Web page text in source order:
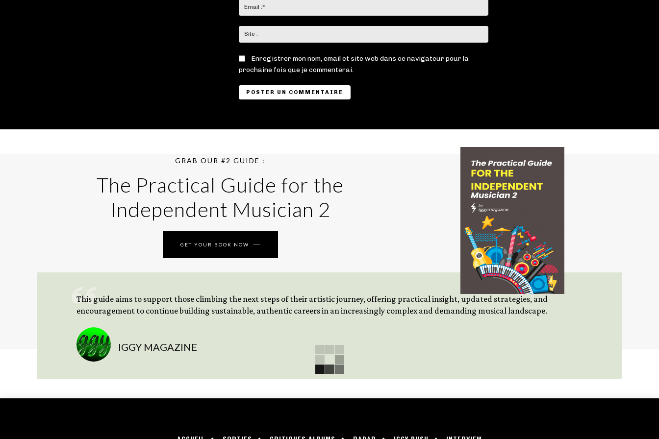
:*
:
Enregistrer mon nom, email et site web dans ce navigateur pour la
prochaine fois que je commenterai.
GRAB OUR #2 GUIDE :
The Practical Guide for the
Independent Musician 2
GET YOUR BOOK NOW
This guide aims to support those climbing the next steps of their artistic journey, offering practical insight, updated strategies, and
encouragement to continue building sustainable, authentic careers in an increasingly complex and demanding musical landscape.
IGGY MAGAZINE